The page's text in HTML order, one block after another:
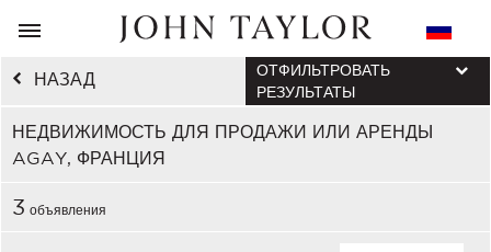
НАЗАД
НЕДВИЖИМОСТЬ ДЛЯ ПРОДАЖИ ИЛИ АРЕНДЫ
AGAY, ФРАНЦИЯ
ОТФИЛЬТРОВАТЬ
РЕЗУЛЬТАТЫ
3 объявления